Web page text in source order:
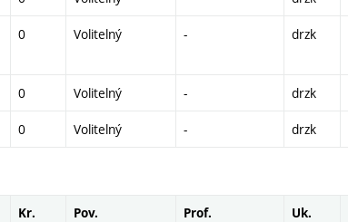
0 Volitelný - drzk
0 Volitelný - drzk
0 Volitelný - drzk
Kr. Pov. Prof. Uk.